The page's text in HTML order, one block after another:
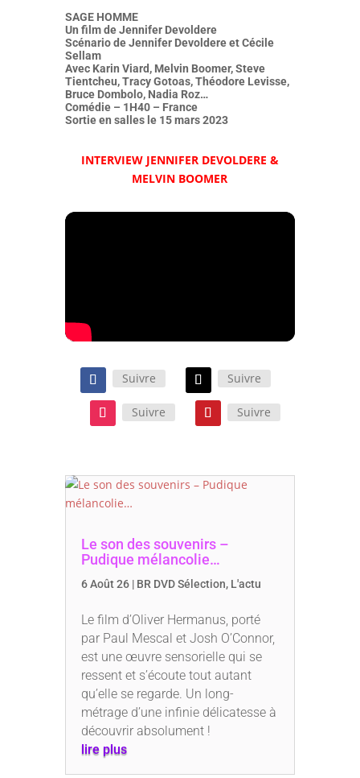
SAGE HOMME
Un film de Jennifer Devoldere
Scénario de Jennifer Devoldere et Cécile
Sellam
Avec Karin Viard, Melvin Boomer, Steve
Tientcheu, Tracy Gotoas, Théodore Levisse,
Bruce Dombolo, Nadia Roz…
Comédie – 1H40 – France
Sortie en salles le 15 mars 2023
INTERVIEW JENNIFER DEVOLDERE &
MELVIN BOOMER
Suivre Suivre
Suivre Suivre
Le son des souvenirs –
Pudique mélancolie…
6 Août 26| BR DVD Sélection, L'actu
Le film d’Oliver Hermanus, porté
par Paul Mescal et Josh O’Connor,
est une œuvre sensorielle qui se
ressent et s’écoute tout autant
qu’elle se regarde. Un long-
métrage d’une infinie délicatesse à
découvrir absolument !
lire plus